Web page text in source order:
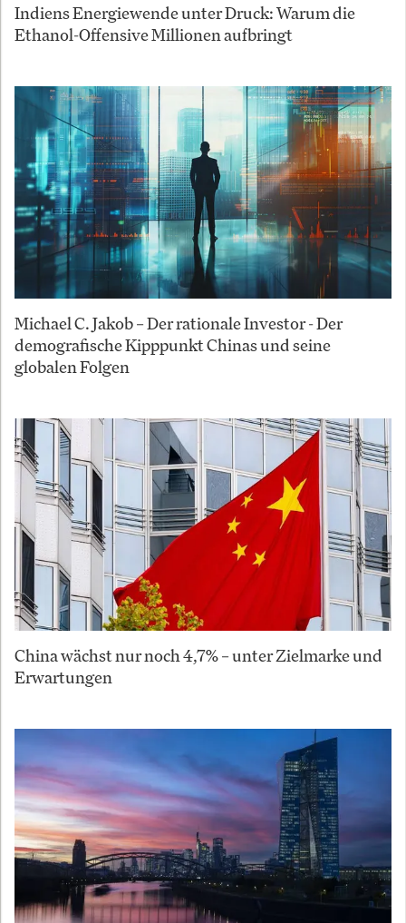
Indiens Energiewende unter Druck: Warum die
Ethanol-Offensive Millionen aufbringt
Michael C. Jakob – Der rationale Investor - Der
demografische Kipppunkt Chinas und seine
globalen Folgen
China wächst nur noch 4,7% – unter Zielmarke und
Erwartungen